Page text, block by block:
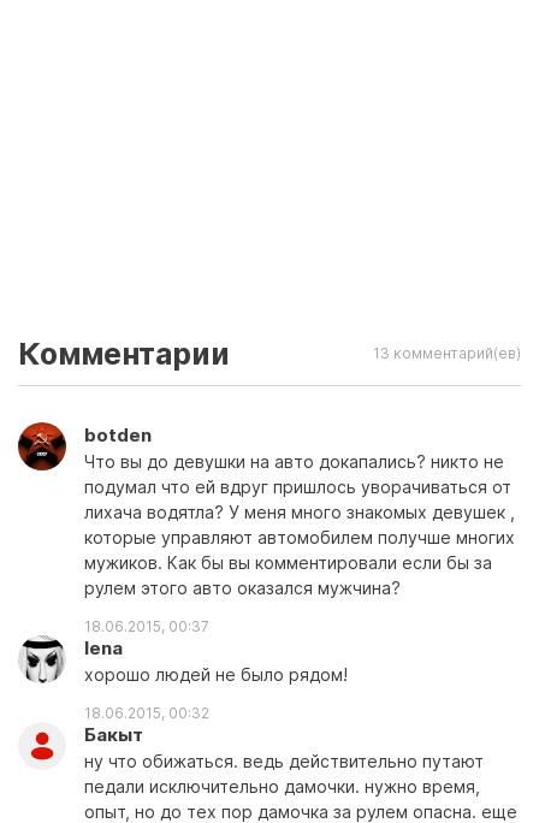
Комментарии 13 комментарий(ев)
botden
Что вы до девушки на авто докапались? никто не
подумал что ей вдруг пришлось уворачиваться от
лихача водятла? У меня много знакомых девушек ,
которые управляют автомобилем получше многих
мужиков. Как бы вы комментировали если бы за
рулем этого авто оказался мужчина?
18.06.2015, 00:37
lena
хорошо людей не было рядом!
18.06.2015, 00:32
Бакыт
ну что обижаться. ведь действительно путают
педали исключительно дамочки. нужно время,
опыт, но до тех пор дамочка за рулем опасна. еще